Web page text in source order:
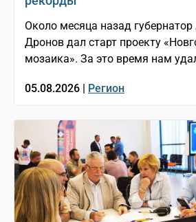
Около месяца назад
Дронов дал старт проекту
мозаика». За это время нам
05.08.2026 | Регион